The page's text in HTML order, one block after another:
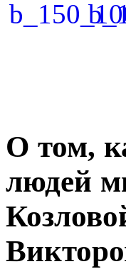
О том,
людей